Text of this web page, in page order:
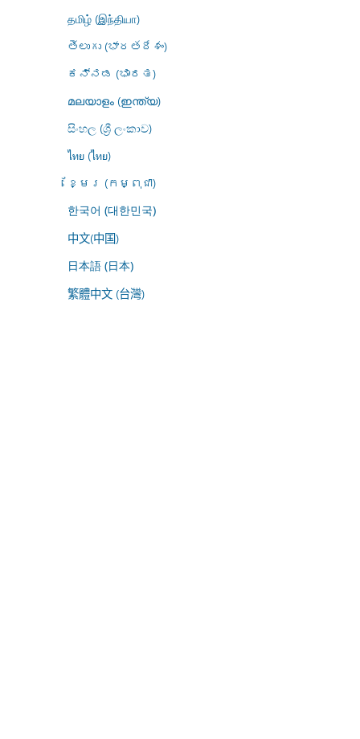
தமிழ் (இந்தியா)
తెలుగు (భారతదేశం)
ಕನ್ನಡ (ಭಾರತ)
മലയാളം (ഇന്ത്യ)
සිංහල (ශ්‍රී ලංකාව)
ไทย (ไทย)
ខ្មែរ (កម្ពុជា)
한국어 (대한민국)
中文(中国)
日本語 (日本)
繁體中文 (台灣)